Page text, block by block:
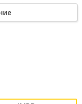
людей. Он поселяется
прошлого вновь